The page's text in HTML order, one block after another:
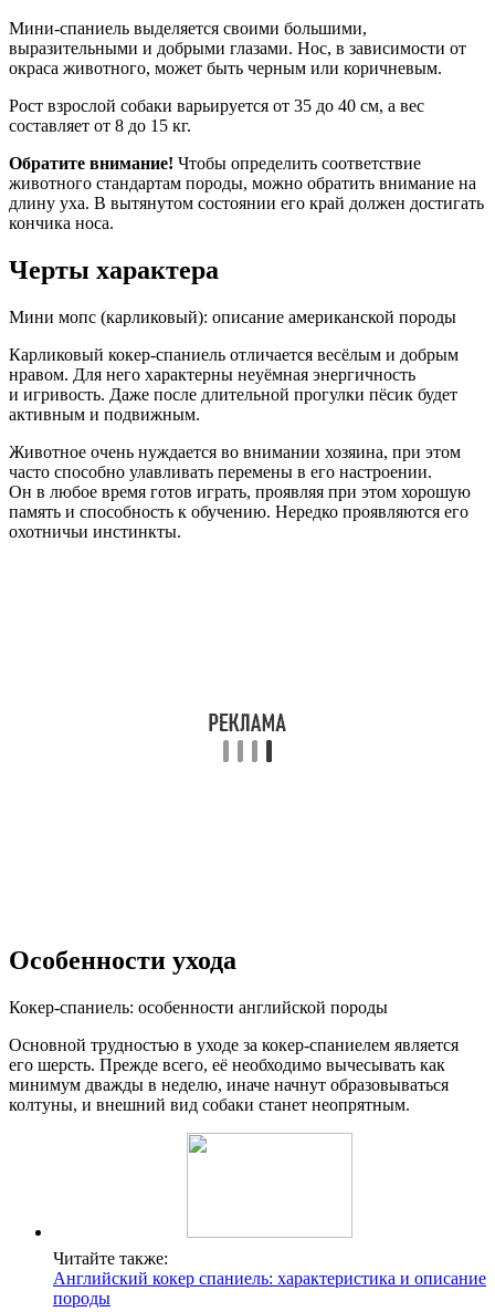
Мини-спаниель выделяется своими большими,
выразительными и добрыми глазами. Нос, в зависимости от
окраса животного, может быть черным или коричневым.
Рост взрослой собаки варьируется от 35 до 40 см, а вес
составляет от 8 до 15 кг.
Обратите внимание! Чтобы определить соответствие
животного стандартам породы, можно обратить внимание на
длину уха. В вытянутом состоянии его край должен достигать
кончика носа.
Черты характера
Мини мопс (карликовый): описание американской породы
Карликовый кокер-спаниель отличается весёлым и добрым
нравом. Для него характерны неуёмная энергичность
и игривость. Даже после длительной прогулки пёсик будет
активным и подвижным.
Животное очень нуждается во внимании хозяина, при этом
часто способно улавливать перемены в его настроении.
Он в любое время готов играть, проявляя при этом хорошую
память и способность к обучению. Нередко проявляются его
охотничьи инстинкты.
Особенности ухода
Кокер-спаниель: особенности английской породы
Основной трудностью в уходе за кокер-спаниелем является
его шерсть. Прежде всего, её необходимо вычесывать как
минимум дважды в неделю, иначе начнут образовываться
колтуны, и внешний вид собаки станет неопрятным.
Читайте также:
Английский кокер спаниель: характеристика и описание
породы